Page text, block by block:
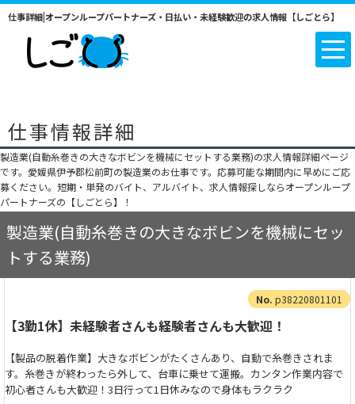
仕事詳細|オープンループパートナーズ・日払い・未経験歓迎の求人情報【しごとら】
仕事情報詳細
製造業(自動糸巻きの大きなボビンを機械にセットする業務)の求人情報詳細ページ
です。愛媛県伊予郡松前町の製造業のお仕事です。応募可能な期間内に早めにご応
募ください。短期・単発のバイト、アルバイト、求人情報探しならオープンループ
パートナーズの【しごとら】！
製造業(自動糸巻きの大きなボビンを機械にセッ
トする業務)
p38220801101
【3勤1休】未経験者さんも経験者さんも大歓迎！
【製品の脱着作業】大きなボビンがたくさんあり、自動で糸巻きされま
す。糸巻きが終わったら外して、台車に乗せて運搬。カンタン作業内容で
初心者さんも大歓迎！3日行って1日休みなので身体もラクラク